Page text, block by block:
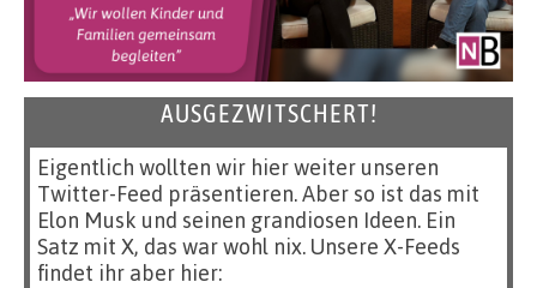
AUSGEZWITSCHERT!
Eigentlich wollten wir hier weiter unseren
Twitter-Feed präsentieren. Aber so ist das mit
Elon Musk und seinen grandiosen Ideen. Ein
Satz mit X, das war wohl nix. Unsere X-Feeds
findet ihr aber hier: